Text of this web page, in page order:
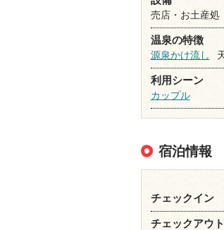
売店・お土産処
温泉の特徴
源泉かけ流し
利用シーン
カップル
宿泊情報
チェックイン
チェックアウト